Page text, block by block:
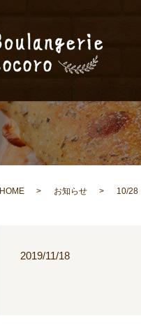
HOME お知らせ 10/28
2019/11/18